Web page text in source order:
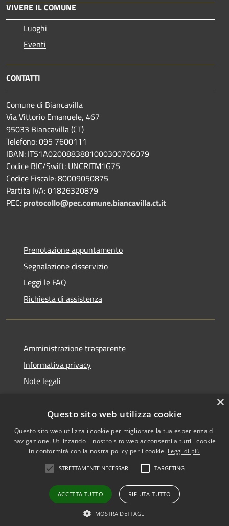
VIVERE IL COMUNE
Luoghi
Eventi
CONTATTI
Comune di Biancavilla
Via Vittorio Emanuele, 467
95033 Biancavilla (CT)
Telefono: 095 7600111
IBAN: IT51A0200883881000300706079
Codice BIC/Swift: UNCRITM1G75
Codice Fiscale: 80009050875
Partita IVA: 01826320879
PEC: protocollo@pec.comune.biancavilla.ct.it
Prenotazione appuntamento
Segnalazione disservizio
Leggi le FAQ
Richiesta di assistenza
Amministrazione trasparente
Informativa privacy
Note legali
Accessibilità
Mappa del sito
Copyright © 2026 • Comune di
Municipium•Accesso
redazione
×
Questo sito web utilizza cookie
Questo sito web utilizza i cookie per migliorare la tua esperienza di
navigazione. Utilizzando il nostro sito web acconsenti a tutti i cookie
in conformità con la nostra policy per i cookie. Leggi di più
STRETTAMENTE NECESSARI TARGETING
ACCETTA TUTTO RIFIUTA TUTTO
MOSTRA DETTAGLI